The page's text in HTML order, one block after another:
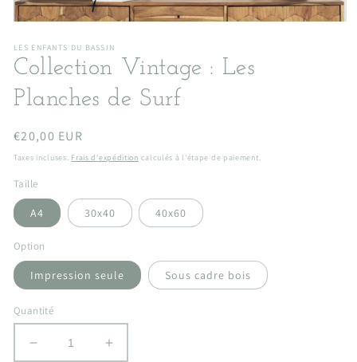
média
1
dans
une
fenêtre
LES ENFANTS DU BASSIN
Collection Vintage : Les
Planches de Surf
Prix
habituel
€20,00 EUR
Taxes incluses. Frais d'expédition calculés à l'étape de paiement.
Taille
A4 30x40 40x60
Option
Impression seule Sous cadre bois
Quantité
Réduire
Augmenter